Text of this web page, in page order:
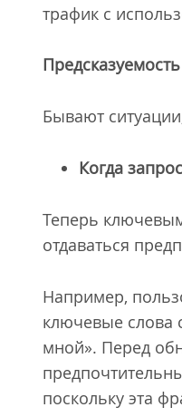
трафик с
Бывают
Когда
Теперь
отдаваться
Например,
ключевые слова
мной». Перед
поскольку эта